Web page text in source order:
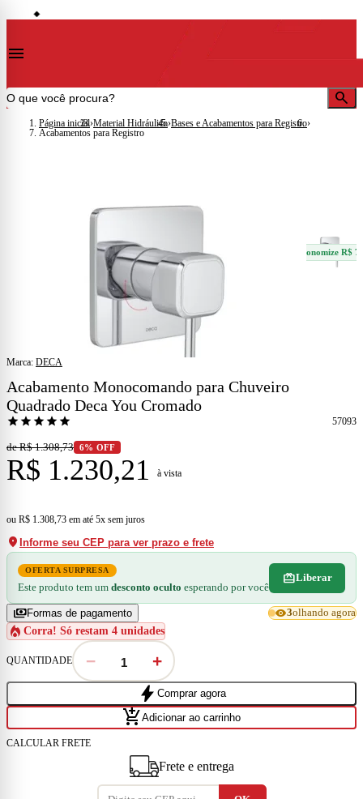
storefront
menu
search
Página inicial ›Material Hidráulico›Bases e Acabamentos para Registro›
Acabamentos para Registro
Economize R$
Marca: DECA
Acabamento Monocomando para Chuveiro
Quadrado Deca You Cromado
star star star star star 57093
de R$ 1.308,73 6% OFF
R$ 1.230,21 à vista
ou R$ 1.308,73 em até 5x sem juros
location_on Informe seu CEP para ver prazo e frete
OFERTA SURPRESA
Este produto tem um desconto oculto esperando por você
redeemLiberar
paymentsFormas de pagamento visibility3olhando agora
local_fire_department Corra! Só restam 4 unidades
QUANTIDADE − +
bolt Comprar agora
add_shopping_cartAdicionar ao carrinho
CALCULAR FRETE
Frete e entrega